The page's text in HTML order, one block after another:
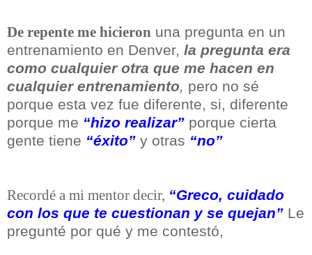
De repente me hicieron una pregunta en un
entrenamiento en Denver, la pregunta era
como cualquier otra que me hacen en
cualquier entrenamiento, pero no sé
porque esta vez fue diferente, si, diferente
porque me “hizo realizar” porque cierta
gente tiene “éxito” y otras “no”
Recordé a mi mentor decir, “Greco, cuidado
con los que te cuestionan y se quejan” Le
pregunté por qué y me contestó,